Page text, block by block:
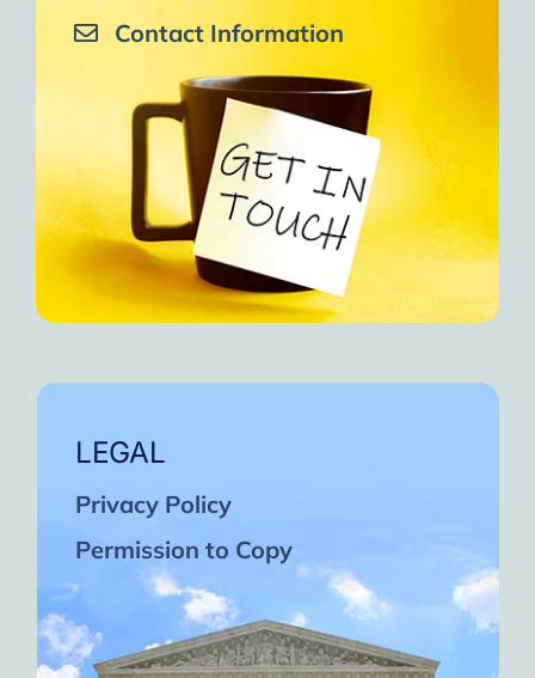
Contact Information
LEGAL
Privacy Policy
Permission to Copy